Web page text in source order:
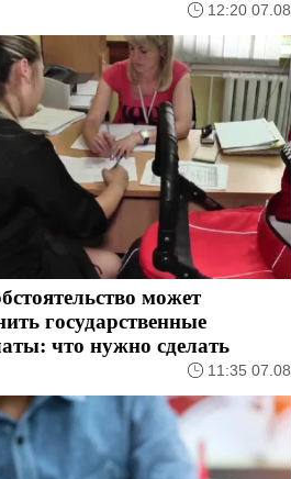
12:20 07.08
может
государственные
что нужно сделать
11:35 07.08